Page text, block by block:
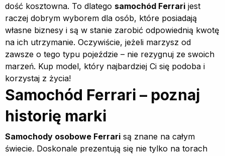
dość kosztowna. To dlatego samochód Ferrari jest
raczej dobrym wyborem dla osób, które posiadają
własne biznesy i są w stanie zarobić odpowiednią kwotę
na ich utrzymanie. Oczywiście, jeżeli marzysz od
zawsze o tego typu pojeździe – nie rezygnuj ze swoich
marzeń. Kup model, który najbardziej Ci się podoba i
korzystaj z życia!
Samochód Ferrari – poznaj
historię marki
Samochody osobowe Ferrari są znane na całym
świecie. Doskonale prezentują się nie tylko na torach